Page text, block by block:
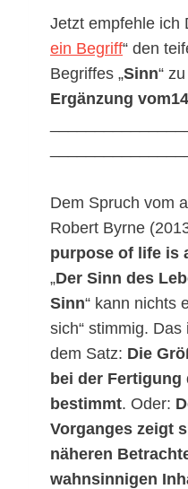
Jetzt empfehle ich
ein Begriff“ den
Begriffes „Sinn“
Ergänzung
Dem Spruch vom
Robert Byrne
purpose of life is
„Der Sinn des
Sinn“ kann nichts
sich“ stimmig.
dem Satz: Die
bei der Fertigung
bestimmt. Oder:
Vorganges zeigt
näheren
wahnsinnigen